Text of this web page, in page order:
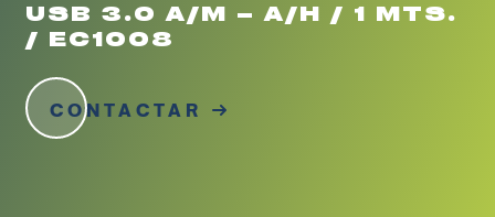
USB 3.0 A/M – A/H / 1 MTS.
/ EC1008
CONTACTAR